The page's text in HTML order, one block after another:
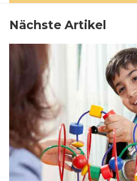
Nächste Artikel